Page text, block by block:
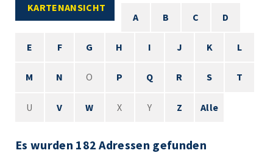
KARTENANSICHT
A
B C D
E F G H I J K L
M N O P Q R S T
U V W X Y Z Alle
Es wurden 182 Adressen gefunden